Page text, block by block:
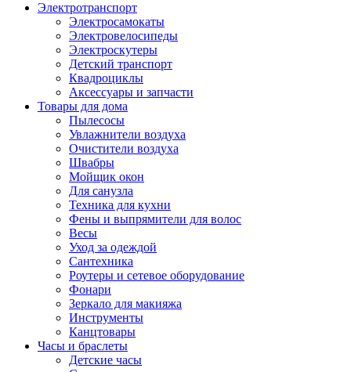
Электротранспорт
Электросамокаты
Электровелосипеды
Электроскутеры
Детский транспорт
Квадроциклы
Аксессуары и запчасти
Товары для дома
Пылесосы
Увлажнители воздуха
Очистители воздуха
Швабры
Мойщик окон
Для санузла
Техника для кухни
Фены и выпрямители для волос
Весы
Уход за одеждой
Сантехника
Роутеры и сетевое оборудование
Фонари
Зеркало для макияжа
Инструменты
Канцтовары
Часы и браслеты
Детские часы